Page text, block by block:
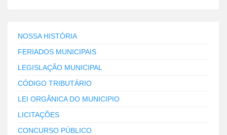
NOSSA HISTÓRIA
FERIADOS MUNICIPAIS
LEGISLAÇÃO MUNICIPAL
CÓDIGO TRIBUTÁRIO
LEI ORGÂNICA DO MUNICIPIO
LICITAÇÕES
CONCURSO PÚBLICO